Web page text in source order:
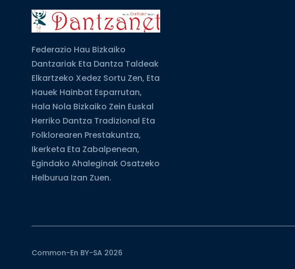
Federazio Hau Bizkaiko
Dantzariak Eta Dantza Taldeak
Elkartzeko Xedez Sortu Zen, Eta
Hauek Hainbat Esparrutan,
Hala Nola Bizkaiko Zein Euskal
Herriko Dantza Tradizional Eta
Folklorearen Prestakuntza,
Ikerketa Eta Zabalpenean,
Egindako Ahaleginak Osatzeko
Helburua Izan Zuen.
Common-En BY-SA 2026